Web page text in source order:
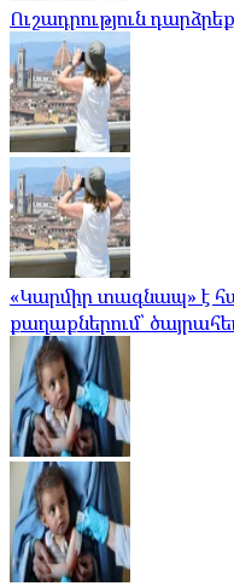
Ուշադրություն
«Կարմիր տագնապ» է
քաղաքներում՝